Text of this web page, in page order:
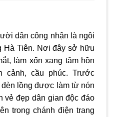
dân công nhận là ngôi
Hà Tiên. Nơi đây sở hữu
làm xốn xang tâm hồn
cảnh, cầu phúc. Trước
lồng được làm từ nón
vẻ đẹp dân gian độc đáo
trong chánh điện trang